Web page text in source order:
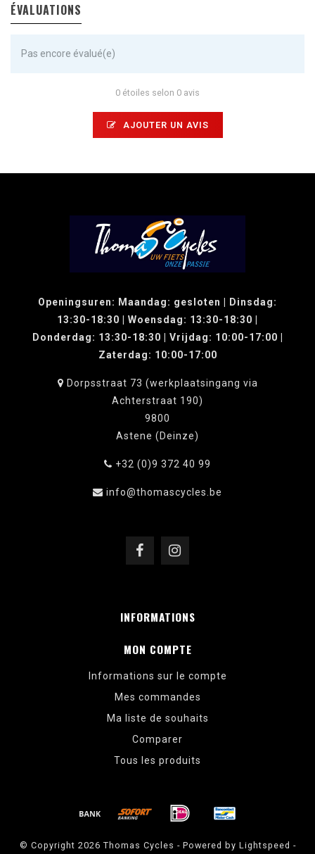
ÉVALUATIONS
Pas encore évalué(e)
0 étoiles selon 0 avis
AJOUTER UN AVIS
Openingsuren: Maandag: gesloten | Dinsdag:
13:30-18:30 | Woensdag: 13:30-18:30 |
Donderdag: 13:30-18:30 | Vrijdag: 10:00-17:00 |
Zaterdag: 10:00-17:00
Dorpsstraat 73 (werkplaatsingang via
Achterstraat 190)
9800
Astene (Deinze)
+32 (0)9 372 40 99
info@thomascycles.be
INFORMATIONS
MON COMPTE
Informations sur le compte
Mes commandes
Ma liste de souhaits
Comparer
Tous les produits
© Copyright 2026 Thomas Cycles - Powered by Lightspeed -